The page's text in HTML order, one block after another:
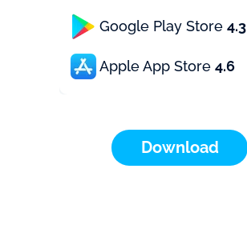
Google Play Store 4.3
Apple App Store 4.6
Download